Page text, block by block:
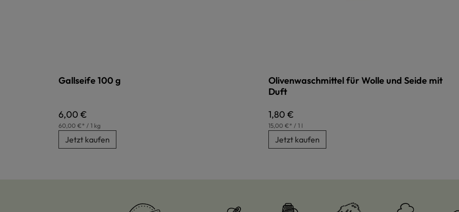
Gallseife 100 g
Regulärer Preis:
6,00 €
60,00 €* / 1 kg
Jetzt kaufen
Olivenwaschmittel für Wolle und Seide mit
Duft
Regulärer Preis:
1,80 €
15,00 €* / 1 l
Jetzt kaufen